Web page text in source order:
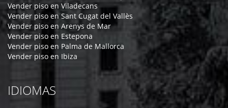
Vender piso en Viladecans
Vender piso en Sant Cugat del Vallès
Vender piso en Arenys de Mar
Vender piso en Estepona
Vender piso en Palma de Mallorca
Vender piso en Ibiza
IDIOMAS